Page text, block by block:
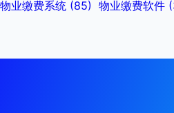
物业缴费系统 (85) 物业缴费软件